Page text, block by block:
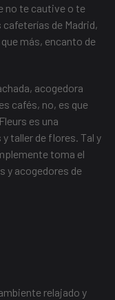
no te cautive o te
de Madrid,
más, encanto de
acogedora
cafés, no, es que
es una
taller de flores. Tal y
toma el
y acogedores de
relajado y